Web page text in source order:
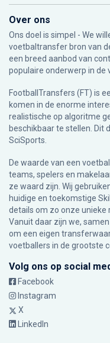
Over ons
Ons doel is simpel - We
voetbaltransfer bron van
een breed aanbod van
populaire onderwerp in de
FootballTransfers (FT) is
komen in de enorme
realistische op algoritme
beschikbaar te stellen. Dit
SciSports
De waarde van een
teams, spelers en
ze waard zijn. Wij
huidige en toekomstige
details om zo onze unieke
Vanuit daar zijn we,
om een eigen
voetballers in de grootste
Volg ons op social
Facebook
Instagram
X
LinkedIn